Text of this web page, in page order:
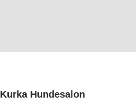
Kurka Hundesalon